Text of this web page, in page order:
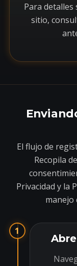
Para detalles
sitio,
El flujo de
Recopila
Privacidad y la
manejo
1